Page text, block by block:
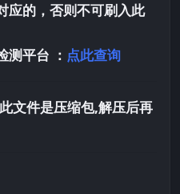
应的，否则不可刷入此
测平台 ： 点此查询
文件是压缩包,解压后再